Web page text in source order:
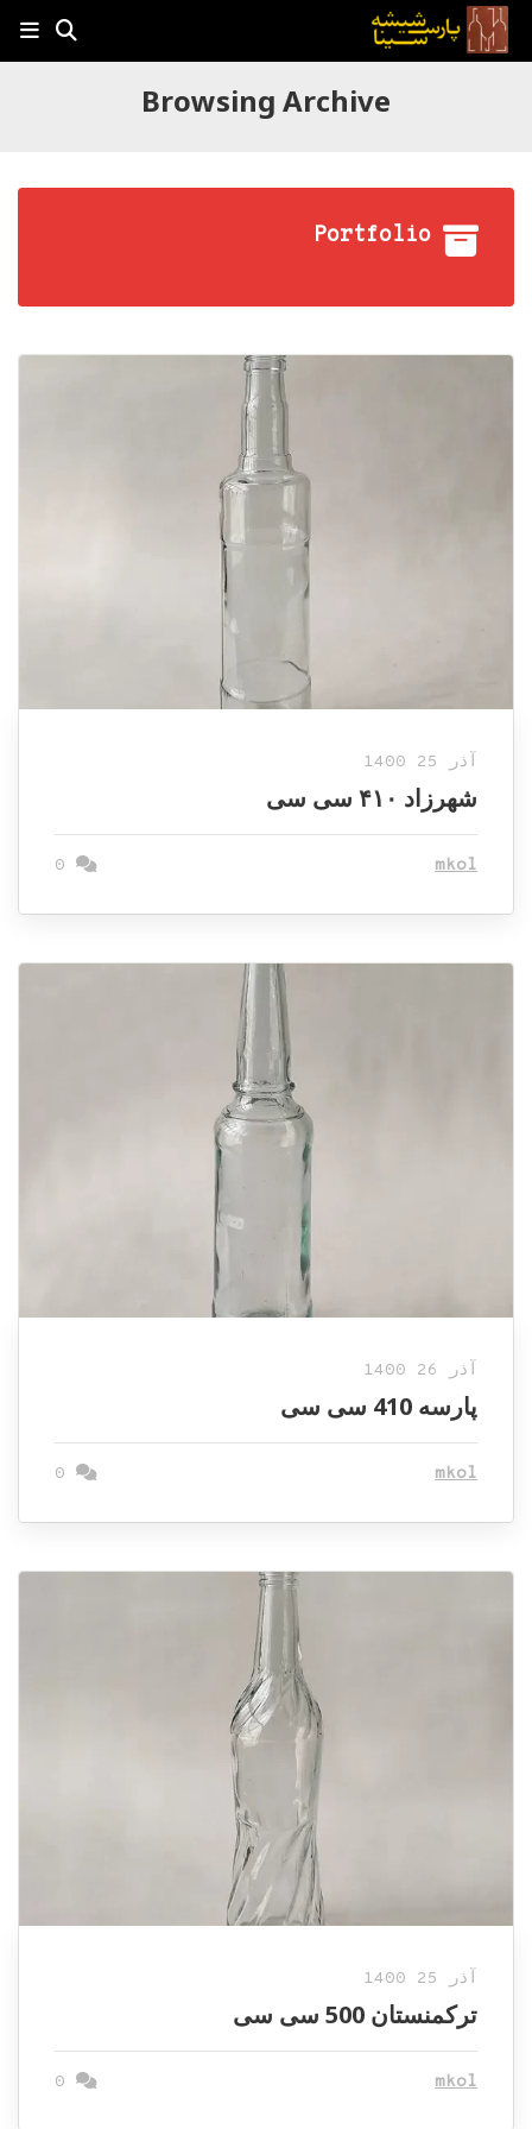
Browsing Archive
Portfolio
آذر 25 1400
شهرزاد ۴۱۰ سی سی
mkol
آذر 26 1400
پارسه 410 سی سی
mkol
آذر 25 1400
ترکمنستان 500 سی سی
mkol